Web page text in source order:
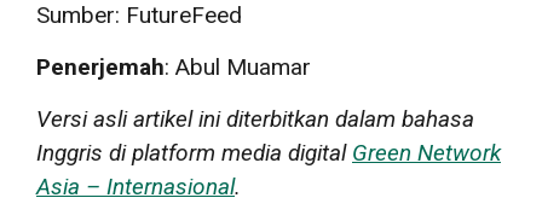
Sumber: FutureFeed
Penerjemah: Abul Muamar
Versi asli artikel ini diterbitkan dalam bahasa
Inggris di platform media digital Green Network
Asia – Internasional.